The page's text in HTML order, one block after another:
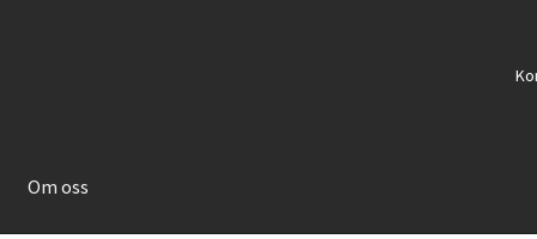
Om oss